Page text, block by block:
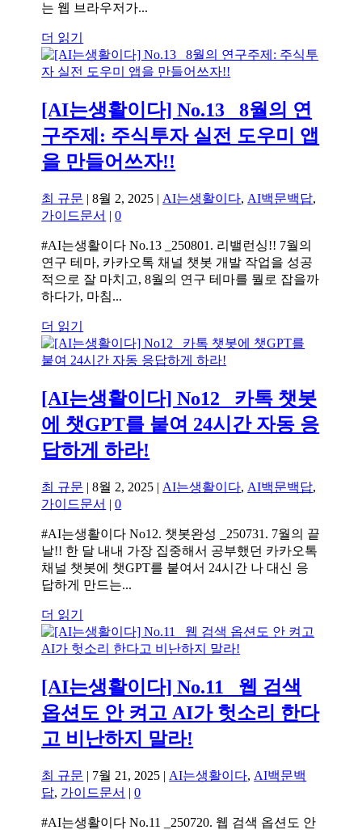
는 웹 브라우저가...
더 읽기
[AI는생활이다] No.13 _8월의 연
구주제: 주식투자 실전 도우미 앱
을 만들어쓰자!!
최 규문 |8월 2, 2025 | AI는생활이다, AI백문백답,
가이드문서 |0
#AI는생활이다 No.13 _250801. 리밸런싱!! 7월의
연구 테마, 카카오톡 채널 챗봇 개발 작업을 성공
적으로 잘 마치고, 8월의 연구 테마를 뭘로 잡을까
하다가, 마침...
더 읽기
[AI는생활이다] No12 _카톡 챗봇
에 챗GPT를 붙여 24시간 자동 응
답하게 하라!
최 규문 |8월 2, 2025 | AI는생활이다, AI백문백답,
가이드문서 |0
#AI는생활이다 No12. 챗봇완성 _250731. 7월의 끝
날!! 한 달 내내 가장 집중해서 공부했던 카카오톡
채널 챗봇에 챗GPT를 붙여서 24시간 나 대신 응
답하게 만드는...
더 읽기
[AI는생활이다] No.11 _웹 검색
옵션도 안 켜고 AI가 헛소리 한다
고 비난하지 말라!
최 규문 | 7월 21, 2025 | AI는생활이다, AI백문백
답, 가이드문서 |0
#AI는생활이다 No.11 _250720. 웹 검색 옵션도 안